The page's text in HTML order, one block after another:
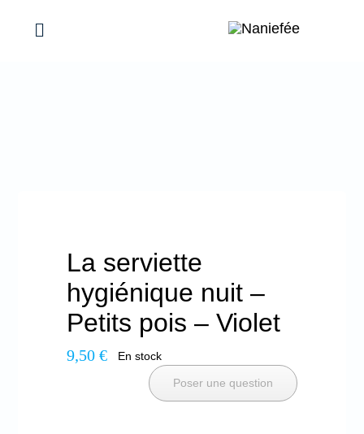
Toggle
Bébés & Enfants
Évènements, Idées cadeaux
Promotions
La serviette
hygiénique nuit –
Petits pois – Violet
9,50€ En stock
Poser une question